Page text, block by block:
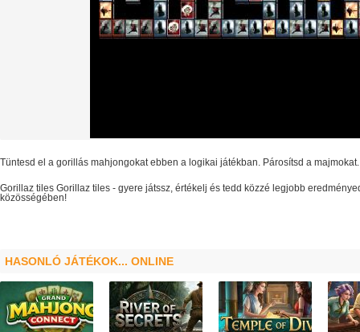
Tüntesd el a gorillás mahjongokat ebben a logikai játékban. Párosítsd a
Gorillaz tiles - gyere játssz, értékelj és tedd közzé legjobb
Gorillaz tiles
közösségében!
HASONLÓ JÁTÉKOK... ONLINE